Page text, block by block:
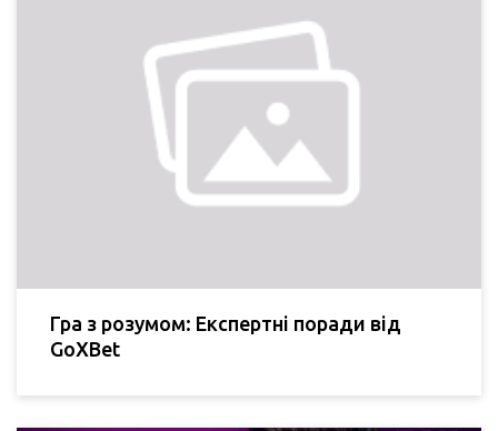
Гра з розумом: Експертні поради від
GoXBet